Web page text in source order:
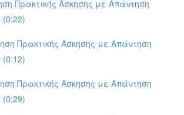
Πρακτικής Άσκησης με Απάντηση
Πρακτικής Άσκησης με Απάντηση
Πρακτικής Άσκησης με Απάντηση